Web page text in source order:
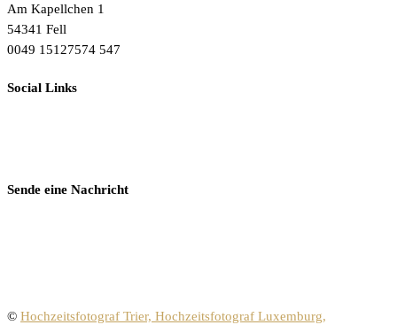
Am Kapellchen 1
54341 Fell
0049 15127574 547
Social Links
Sende eine Nachricht
© Hochzeitsfotograf Trier, Hochzeitsfotograf Luxemburg,